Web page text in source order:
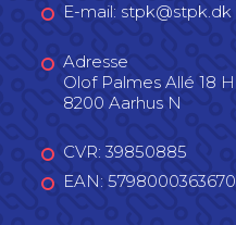
E-mail: stpk@stpk.dk
Adresse
Olof Palmes Allé 18 H
8200 Aarhus N
CVR: 39850885
EAN: 5798000363670